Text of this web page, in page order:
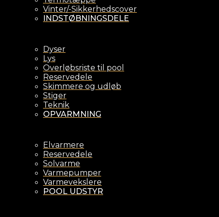
Vinter/-Sikkerhedscover
INDSTØBNINGSDELE
Dyser
Lys
Overløbsriste til pool
Reservedele
Skimmere og udløb
Stiger
Teknik
OPVARMNING
Elvarmere
Reservedele
Solvarme
Varmepumper
Varmevekslere
POOL UDSTYR